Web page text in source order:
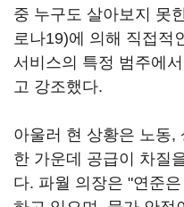
중 누구도 살아보지 못
로나19)에 의해 직접적
서비스의 특정 범주에
고 강조했다.
아울러 현 상황은 노동,
한 가운데 공급이 차질
다. 파월 의장은 "연준